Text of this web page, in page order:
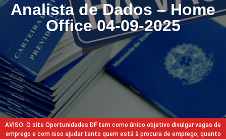
Analista de Dados – Home
Office 04-09-2025
AVISO: O site Oportunidades DF tem como único objetivo divulgar vagas de
emprego e com isso ajudar tanto quem está à procura de emprego, quanto